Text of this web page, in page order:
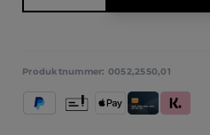
Produktnummer: 0052,2550,01
PayPal Apple PayKredit- und
Klarna
Vorkasse